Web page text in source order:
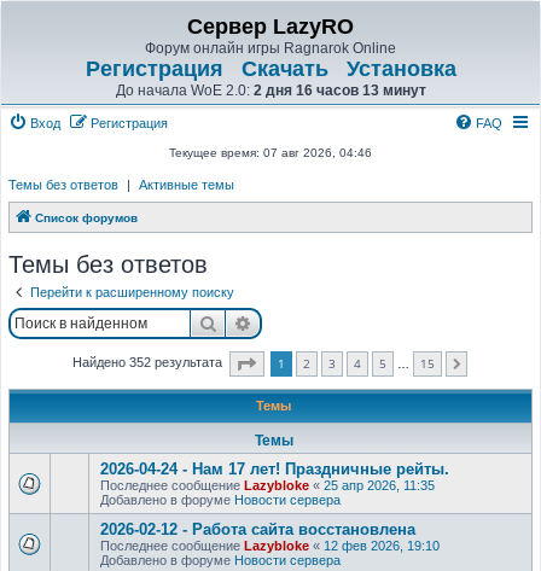
Сервер LazyRO
Форум онлайн игры Ragnarok Online
Регистрация Скачать Установка
До начала WoE 2.0: 2 дня 16 часов 13 минут
Вход Регистрация FAQ
Текущее время: 07 авг 2026, 04:46
Темы без ответов | Активные темы
Список форумов
Темы без ответов
Перейти к расширенному поиску
ПоискРасширенный поиск
Найдено 352 результата Страница из
1 2 3 4 5 15
Темы
Темы
2026-04-24 - Нам 17 лет! Праздничные рейты.
Последнее сообщение Lazybloke « 25 апр 2026, 11:35
Добавлено в форуме Новости сервера
2026-02-12 - Работа сайта восстановлена
Последнее сообщение Lazybloke « 12 фев 2026, 19:10
Добавлено в форуме Новости сервера